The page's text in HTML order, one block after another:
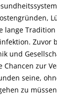
lange
Zuvor
und
Chancen zur
seine,
zu